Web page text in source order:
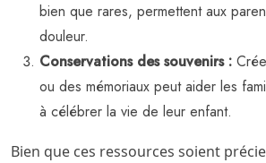
bien que rares, permettent aux
douleur.
Conservations des souvenirs :
ou des mémoriaux peut aider les
à célébrer la vie de leur enfant.
Bien que ces ressources soient